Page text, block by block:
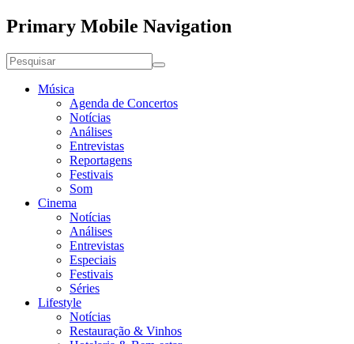
Primary Mobile Navigation
Música
Agenda de Concertos
Notícias
Análises
Entrevistas
Reportagens
Festivais
Som
Cinema
Notícias
Análises
Entrevistas
Especiais
Festivais
Séries
Lifestyle
Notícias
Restauração & Vinhos